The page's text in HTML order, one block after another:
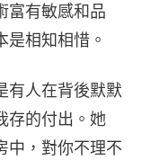
富有敏感和品
是相知相惜。
有人在背後默默
存的付出。她
中，對你不理不